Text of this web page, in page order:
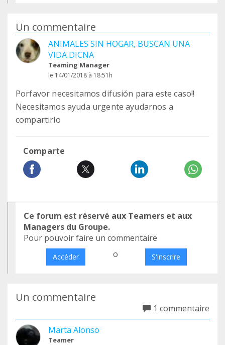
Un commentaire
ANIMALES SIN HOGAR, BUSCAN UNA
VIDA DICNA
Teaming Manager
le 14/01/2018 à 18:51h
Porfavor necesitamos difusión para este caso!!
Necesitamos ayuda urgente ayudarnos a
compartirlo
Comparte
Ce forum est réservé aux Teamers et aux
Managers du Groupe.
Pour pouvoir faire un commentaire
Accéder o S'inscrire
Un commentaire
1 commentaire
Marta Alonso
Teamer